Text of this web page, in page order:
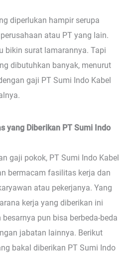
diperlukan hampir serupa
atau PT yang lain.
bikin surat lamarannya. Tapi
dibutuhkan banyak, menurut
gaji PT Sumi Indo Kabel
yang Diberikan PT Sumi Indo
gaji pokok, PT Sumi Indo Kabel
bermacam fasilitas kerja dan
atau pekerjanya. Yang
kerja yang diberikan ini
pun bisa berbeda-beda
jabatan lainnya. Berikut
bakal diberikan PT Sumi Indo